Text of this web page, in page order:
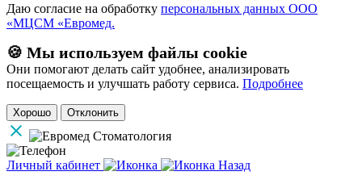
Даю согласие на обработку персональных данных ООО
«МЦСМ «Евромед.
🍪 Мы используем файлы cookie
Они помогают делать сайт удобнее, анализировать
посещаемость и улучшать работу сервиса. Подробнее
Хорошо Отклонить
Личный кабинет
Назад